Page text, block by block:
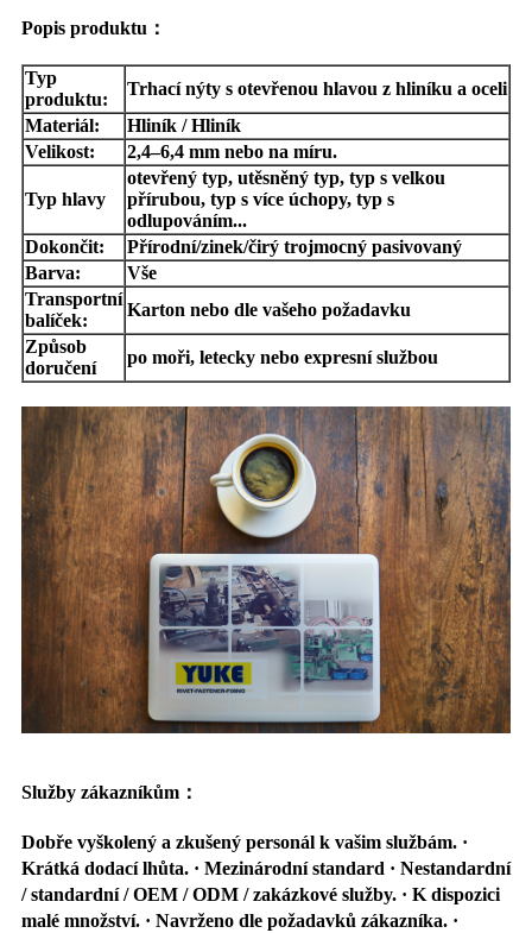
Popis produktu ：
Typ
produktu:
Trhací nýty s otevřenou hlavou z hliníku a oceli
Materiál:
Hliník / Hliník
Velikost:
2,4–6,4 mm nebo na míru.
Typ hlavy
otevřený typ, utěsněný typ, typ s velkou
přírubou, typ s více úchopy, typ s
odlupováním...
Dokončit:
Přírodní/zinek/čirý trojmocný pasivovaný
Barva:
Vše
Transportní
balíček:
Karton nebo dle vašeho požadavku
Způsob
doručení
po moři, letecky nebo expresní službou
Služby zákazníkům ：
Dobře vyškolený a zkušený personál k vašim službám. ·
Krátká dodací lhůta. · Mezinárodní standard · Nestandardní
/ standardní / OEM / ODM / zakázkové služby. · K dispozici
malé množství. · Navrženo dle požadavků zákazníka. ·